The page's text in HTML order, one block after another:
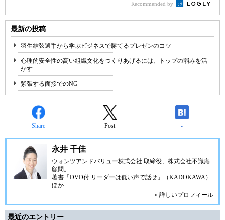
Recommended by
最新の投稿
羽生結弦選手から学ぶビジネスで勝てるプレゼンのコツ
心理的安全性の高い組織文化をつくりあげるには、トップの弱みを活
かす
緊張する面接でのNG
Share Post -
永井 千佳
ウォンツアンドバリュー株式会社 取締役、株式会社不識庵
顧問。
著書「DVD付 リーダーは低い声で話せ」（KADOKAWA）
ほか
» 詳しいプロフィール
最近のエントリー